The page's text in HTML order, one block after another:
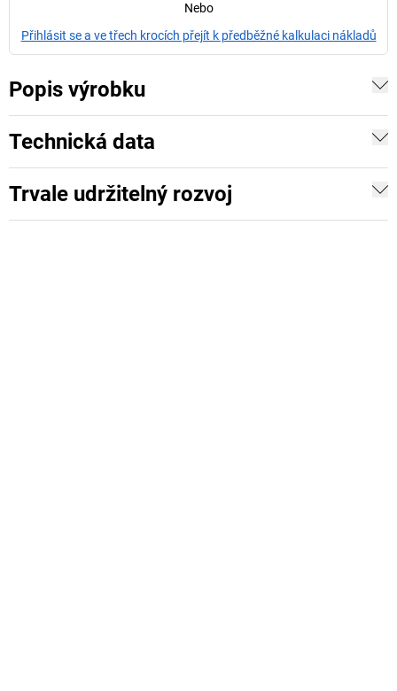
Nebo
Přihlásit se a ve třech krocích přejít k předběžné kalkulaci nákladů
Popis výrobku
Technická data
Trvale udržitelný rozvoj